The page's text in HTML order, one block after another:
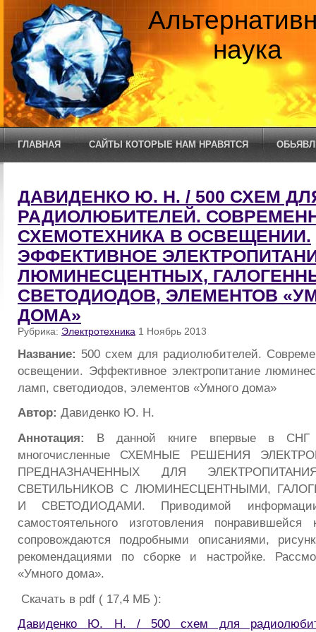
наука
ГЛАВНАЯ САЙТЫ КОТОРЫЕ НАМ НРАВЯТСЯ
ДАВИДЕНКО Ю. Н. / 500 СХЕМ
РАДИОЛЮБИТЕЛЕЙ.
СХЕМОТЕХНИКА В ОСВЕЩЕНИИ.
ЭФФЕКТИВНОЕ
ЛЮМИНЕСЦЕНТНЫХ,
СВЕТОДИОДОВ, ЭЛЕМЕНТОВ
ДОМА»
Рубрика: Электротехника 1 Ноябрь 2013
Название: 500 схем для радиолюбителей.
освещении. Эффективное электропитание
ламп, светодиодов, элементов «Умного дома»
Автор: Давиденко Ю. Н.
Аннотация: В данной книге впервые в СНГ
многочисленные СХЕМНЫЕ РЕШЕНИЯ
ПРЕДНАЗНАЧЕННЫХ ДЛЯ
СВЕТИЛЬНИКОВ С ЛЮМИНЕСЦЕНТНЫМИ,
И СВЕТОДИОДАМИ. Приводимой
самостоятельного изготовления
сопровождаются подробными описаниями,
рекомендациями по сборке и настройке.
«Умного дома».
Скачать в pdf ( 17,4 МБ ):
Давиденко Ю. Н. / 500 схем для